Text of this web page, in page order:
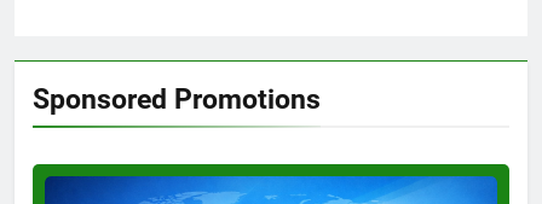
Sponsored Promotions
Test